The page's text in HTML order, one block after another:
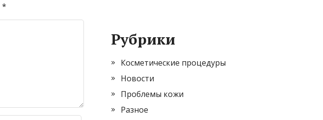
*
Рубрики
Косметические процедуры
Новости
Проблемы кожи
Разное